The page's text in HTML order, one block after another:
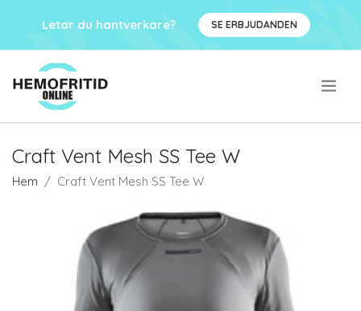
Letar du hantverkare? SE ERBJUDANDEN
Craft Vent Mesh SS Tee W
Hem Craft Vent Mesh SS Tee W